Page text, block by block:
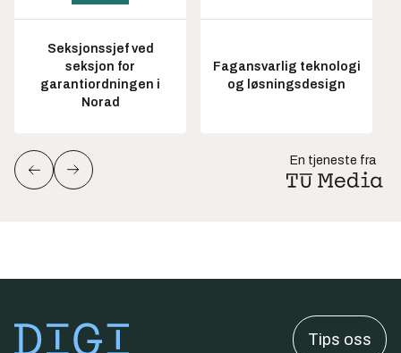
Seksjonssjef ved
seksjon for
garantiordningen i
Norad
Fagansvarlig teknologi
og løsningsdesign
En tjeneste fra
Tips oss